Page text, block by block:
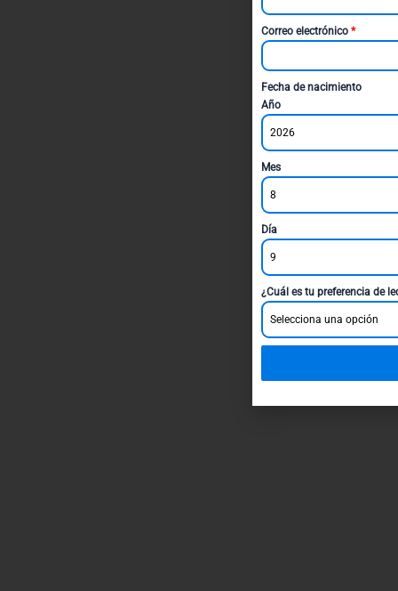
Correo electrónico *
Fecha de nacimiento
Año
2026
Mes
8
Día
9
¿Cuál es tu preferencia de
Selecciona una opción